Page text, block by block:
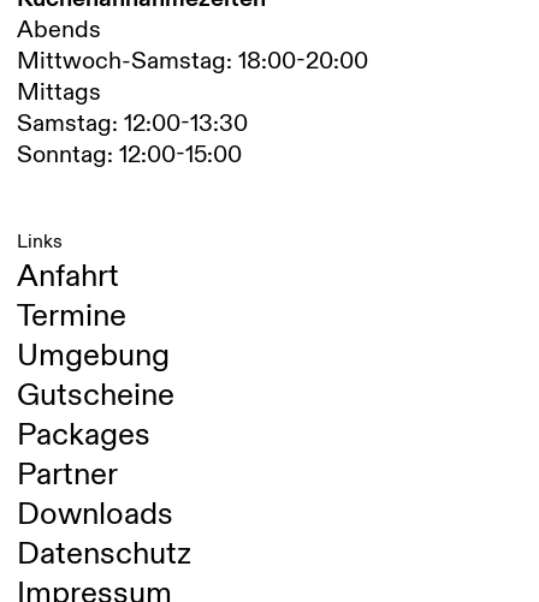
Abends
Mittwoch-Samstag: 18:00-20:00
Mittags
Samstag: 12:00-13:30
Sonntag: 12:00-15:00
Links
Anfahrt
Termine
Umgebung
Gutscheine
Packages
Partner
Downloads
Datenschutz